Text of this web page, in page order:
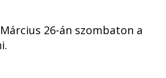
26-án szombaton a